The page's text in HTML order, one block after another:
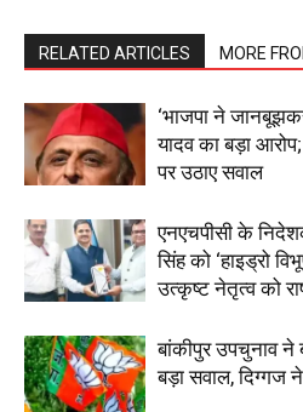
RELATED ARTICLES MORE
‘भाजपा ने
यादव का बड़ा
पर उठाए सवाल
एनएचपीसी के
सिंह को ‘हाइड्रो
उत्कृष्ट नेतृत्व को
बांकीपुर उपचुनाव ने
बड़ा सवाल, दिग्गज